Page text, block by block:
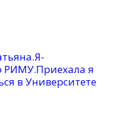
я
в Университете